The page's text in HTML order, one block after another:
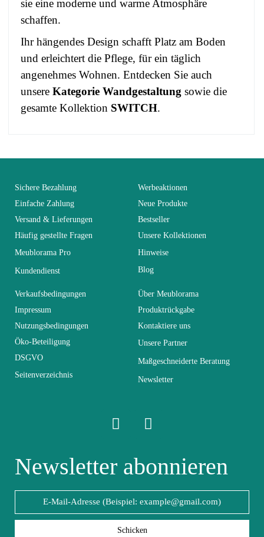
sie eine moderne und warme Atmosphäre
schaffen.
Ihr hängendes Design schafft Platz am Boden
und erleichtert die Pflege, für ein täglich
angenehmes Wohnen. Entdecken Sie auch
unsere Kategorie Wandgestaltung sowie die
gesamte Kollektion SWITCH.
Alter Erwachsener
Kollektion SWITCH
Farben Weiß
Lieferzeiten (Anz.
Tage)
21
Abmessungen 330x150x40
Elektrisch Elektrisch
Vorstellungsgespräch
mit einem feuchten
Mikrofasertuch
Fest Fest
You Must Login To Review
Sichere Bezahlung
Einfache Zahlung
Versand & Lieferungen
Häufig gestellte Fragen
Meublorama Pro
Kundendienst
Werbeaktionen
Neue Produkte
Bestseller
Unsere Kollektionen
Hinweise
Blog
Verkaufsbedingungen
Impressum
Nutzungsbedingungen
Öko-Beteiligung
DSGVO
Seitenverzeichnis
Über Meublorama
Produktrückgabe
Kontaktiere uns
Unsere Partner
Maßgeschneiderte Beratung
Newsletter
Newsletter abonnieren
Schicken